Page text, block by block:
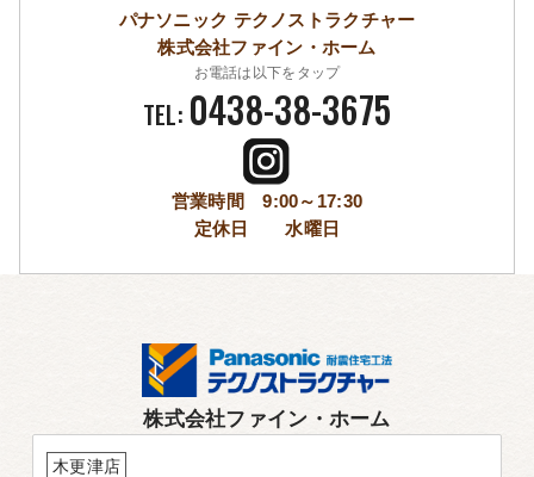
パナソニック テクノストラクチャー
株式会社ファイン・ホーム
お電話は以下をタップ
TEL: 0438-38-3675
営業時間 9:00～17:30
定休日 水曜日
株式会社ファイン・ホーム
木更津店